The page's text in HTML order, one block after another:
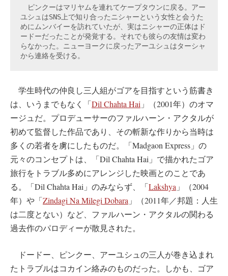
ピンクーはマリヤムを連れてケープタウンに戻る。アー
ユシュはSNS上で知り合ったニシャーという女性と会うた
めにムンバイーを訪れていたが、実はニシャーの正体はド
ードーだったことが発覚する。それでも彼らの友情は変わ
らなかった。ニューヨークに戻ったアーユシュはターシャ
から連絡を受ける。
学生時代の仲良し三人組がゴアを目指すという筋書き
は、いうまでもなく「Dil Chahta Hai 」（2001年）のオマ
ージュだ。プロデューサーのファルハーン・アクタルが
初めて監督した作品であり、その斬新な作りから当時は
多くの若者を虜にしたものだ。「Madgaon Express」の
元々のコンセプトは、「Dil Chahta Hai」で描かれたゴア
旅行をトラブル多めにアレンジした映画とのことであ
る。「Dil Chahta Hai」のみならず、「Lakshya 」（2004
年）や「Zindagi Na Milegi Dobara 」（2011年／邦題：人生
は二度とない）など、ファルハーン・アクタルの関わる
過去作のパロディーが散見された。
ドードー、ピンクー、アーユシュの三人が巻き込まれ
たトラブルはコカイン絡みのものだった。しかも、ゴア